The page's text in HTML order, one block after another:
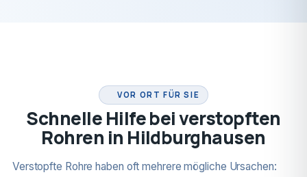
VOR ORT FÜR SIE
Schnelle Hilfe bei verstopften
Rohren in Hildburghausen
Verstopfte Rohre haben oft mehrere mögliche Ursachen: